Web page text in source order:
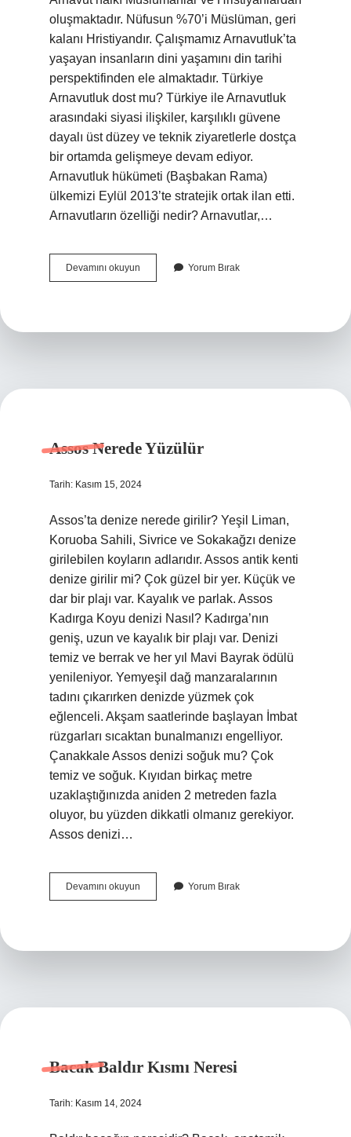
oluşmaktadır. Nüfusun %70’i Müslüman, geri
kalanı Hristiyandır. Çalışmamız Arnavutluk’ta
yaşayan insanların dini yaşamını din tarihi
perspektifinden ele almaktadır. Türkiye
Arnavutluk dost mu? Türkiye ile Arnavutluk
arasındaki siyasi ilişkiler, karşılıklı güvene
dayalı üst düzey ve teknik ziyaretlerle dostça
bir ortamda gelişmeye devam ediyor.
Arnavutluk hükümeti (Başbakan Rama)
ülkemizi Eylül 2013’te stratejik ortak ilan etti.
Arnavutların özelliği nedir? Arnavutlar,…
Devamını okuyun Arnavutlar
Gavur
Yorum Bırak
Assos Nerede Yüzülür
Tarih: Kasım 15, 2024
Assos’ta denize nerede girilir? Yeşil Liman,
Koruoba Sahili, Sivrice ve Sokakağzı denize
girilebilen koyların adlarıdır. Assos antik kenti
denize girilir mi? Çok güzel bir yer. Küçük ve
dar bir plajı var. Kayalık ve parlak. Assos
Kadırga Koyu denizi Nasıl? Kadırga’nın
geniş, uzun ve kayalık bir plajı var. Denizi
temiz ve berrak ve her yıl Mavi Bayrak ödülü
yenileniyor. Yemyeşil dağ manzaralarının
tadını çıkarırken denizde yüzmek çok
eğlenceli. Akşam saatlerinde başlayan İmbat
rüzgarları sıcaktan bunalmanızı engelliyor.
Çanakkale Assos denizi soğuk mu? Çok
temiz ve soğuk. Kıyıdan birkaç metre
uzaklaştığınızda aniden 2 metreden fazla
oluyor, bu yüzden dikkatli olmanız gerekiyor.
Assos denizi…
Devamını okuyun
Nerede
Yorum Bırak
Bacak Baldır Kısmı Neresi
Tarih: Kasım 14, 2024